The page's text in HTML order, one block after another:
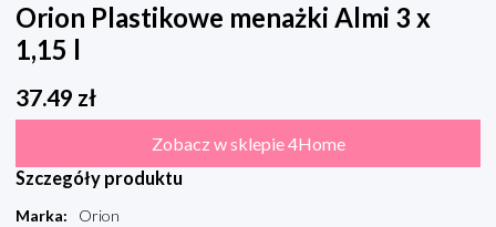
Orion Plastikowe menażki Almi 3 x
1,15 l
37.49 zł
Zobacz w sklepie 4Home
Szczegóły produktu
Marka:
Orion